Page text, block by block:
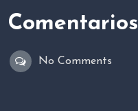
Comentarios
No Comments